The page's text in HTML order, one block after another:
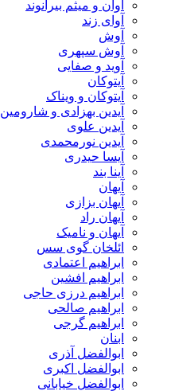
آوان و میثم بیرانوند
آوای زند
آوش
آوش سپهری
آوید و صفایی
آیتوکان
آیتوکان و ویناک
آیدین بهزادی و شارومین
آیدین علوی
آیدین نورمحمدی
آیسا حیدری
آینا بند
آیهان
آیهان بزازی
آیهان راد
آیهان و نامیک
ائلخان گوی سس
ابراهیم اعتمادی
ابراهیم افشین
ابراهیم درزی حاجی
ابراهیم صالحی
ابراهیم گرجی
ابنان
ابوالفضل آذری
ابوالفضل اکبری
ابوالفضل خیابانی